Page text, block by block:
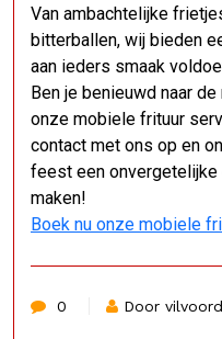
Van ambachtelijke
bitterballen, wij bieden
aan ieders smaak
Ben je benieuwd naar
onze mobiele frituur
contact met ons op en
feest een onvergetelijke
maken!
Boek nu onze mobiele
0 Door